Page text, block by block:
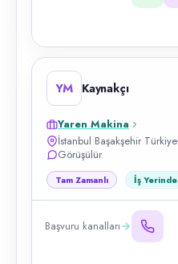
YM Kaynakçı
Yaren Makina
İstanbul Başakşehir Türkiye
Görüşülür
Tam Zamanlı İş Yerinde
Başvuru kanalları